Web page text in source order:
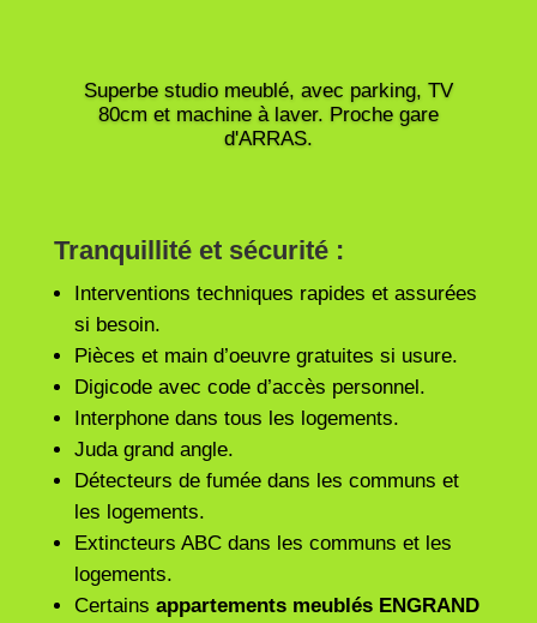
Superbe studio meublé, avec parking, TV
80cm et machine à laver. Proche gare
d'ARRAS.
Tranquillité et sécurité :
Interventions techniques rapides et assurées
si besoin.
Pièces et main d’oeuvre gratuites si usure.
Digicode avec code d’accès personnel.
Interphone dans tous les logements.
Juda grand angle.
Détecteurs de fumée dans les communs et
les logements.
Extincteurs ABC dans les communs et les
logements.
Certains appartements meublés ENGRAND